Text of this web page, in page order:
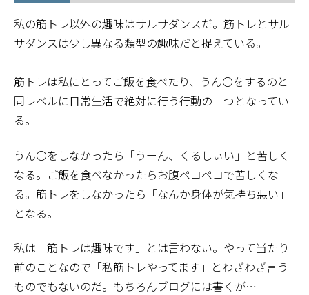
私の筋トレ以外の趣味はサルサダンスだ。筋トレとサル
サダンスは少し異なる類型の趣味だと捉えている。
筋トレは私にとってご飯を食べたり、うん〇をするのと
同レベルに日常生活で絶対に行う行動の一つとなってい
る。
うん〇をしなかったら「うーん、くるしぃい」と苦しく
なる。ご飯を食べなかったらお腹ペコペコで苦しくな
る。筋トレをしなかったら「なんか身体が気持ち悪い」
となる。
私は「筋トレは趣味です」とは言わない。やって当たり
前のことなので「私筋トレやってます」とわざわざ言う
ものでもないのだ。もちろんブログには書くが…